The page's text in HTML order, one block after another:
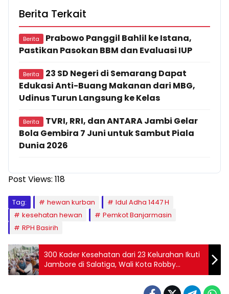
Berita Terkait
Berita
Prabowo Panggil Bahlil ke Istana,
Pastikan Pasokan BBM dan Evaluasi IUP
Berita
23 SD Negeri di Semarang Dapat
Edukasi Anti-Buang Makanan dari MBG,
Udinus Turun Langsung ke Kelas
Berita
TVRI, RRI, dan ANTARA Jambi Gelar
Bola Gembira 7 Juni untuk Sambut Piala
Dunia 2026
Post Views: 118
Tag: hewan kurban
Idul Adha 1447 H
kesehatan hewan
Pemkot Banjarmasin
RPH Basirih
300 Kader Kesehatan dari 23 Kelurahan Ikuti
Jambore di Salatiga, Wali Kota Robby
Tekankan Peran Garda Terdepan